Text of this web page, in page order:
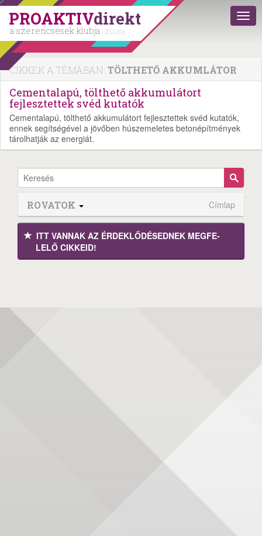
PROAKTIVdirekt
a szerencsések klubja | 2011 óta
CIKKEK A TÉMÁBAN: TÖLTHETŐ AKKUMLÁTOR
Cementalapú, tölthető akkumulátort
fejlesztettek svéd kutatók
Cementalapú, tölthető akkumulátort fejlesztettek svéd kutatók,
ennek segítségével a jövőben húszemeletes betonépítmények
tárolhatják az energiát.
ROVATOK Címlap
ITT VANNAK AZ ÉRDEK­LŐDÉ­SEDNEK MEGFE­
LELŐ CIKKEID!